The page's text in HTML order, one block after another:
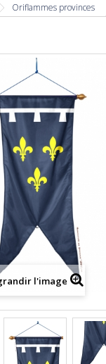
Oriflammes provinces
l'image